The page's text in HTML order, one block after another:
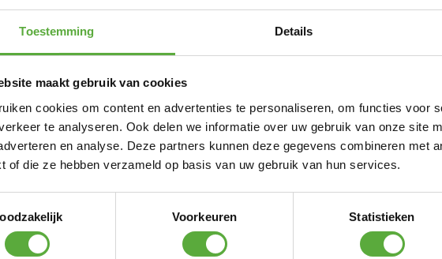
Toestemming Details
maakt gebruik van cookies
cookies om content en advertenties te personaliseren, om functies voor
te analyseren. Ook delen we informatie over uw gebruik van onze site
en analyse. Deze partners kunnen deze gegevens combineren met
of die ze hebben verzameld op basis van uw gebruik van hun services.
Voorkeuren Statistieken
€409,00€295,00
4 Seasons Outdoor Fabrice dining tuinstoel
Taste by 4 Seasons Outdoor Prado tuintafel
€1.719,00
4 Seasons Outdoor Teak Protector